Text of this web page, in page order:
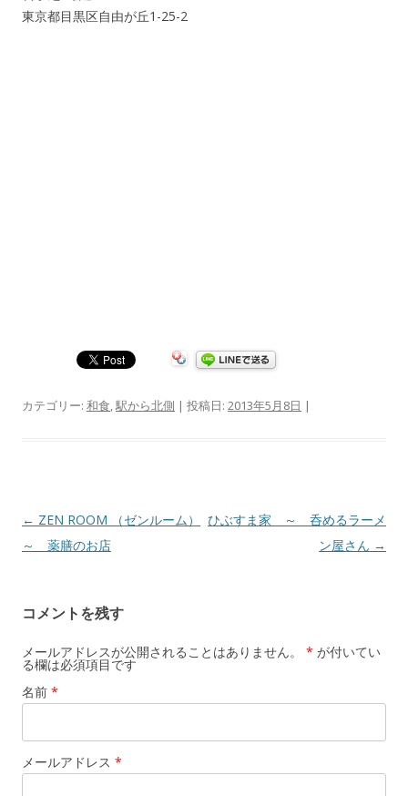
東京都目黒区自由が丘1-25-2
カテゴリー: 和食,駅から北側 | 投稿日: 2013年5月8日 |
投稿ナビゲーション
← ZEN ROOM （ゼンルーム）
～ 薬膳のお店
ひぶすま家 ～ 呑めるラーメ
ン屋さん →
コメントを残す
メールアドレスが公開されることはありません。 * が付いてい
る欄は必須項目です
名前 *
メールアドレス *